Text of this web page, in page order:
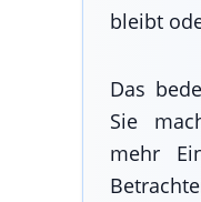
bleibt
Das
Sie
mehr